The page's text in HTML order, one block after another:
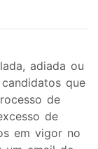
adiada ou
que
de
de
em vigor no